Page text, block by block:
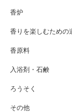
香炉
香りを楽しむための
香原料
入浴剤・石鹸
ろうそく
その他